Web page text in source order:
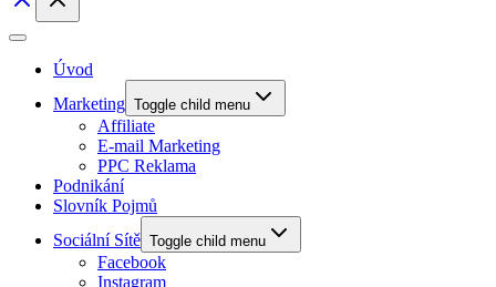
Úvod
Marketing Toggle child menu
Affiliate
E-mail Marketing
PPC Reklama
Podnikání
Slovník Pojmů
Sociální Sítě Toggle child menu
Facebook
Instagram